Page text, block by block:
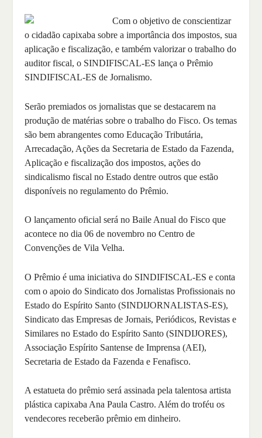
Com o objetivo de conscientizar
o cidadão capixaba sobre a importância dos impostos, sua
aplicação e fiscalização, e também valorizar o trabalho do
auditor fiscal, o SINDIFISCAL-ES lança o Prêmio
SINDIFISCAL-ES de Jornalismo.
Serão premiados os jornalistas que se destacarem na
produção de matérias sobre o trabalho do Fisco. Os temas
são bem abrangentes como Educação Tributária,
Arrecadação, Ações da Secretaria de Estado da Fazenda,
Aplicação e fiscalização dos impostos, ações do
sindicalismo fiscal no Estado dentre outros que estão
disponíveis no regulamento do Prêmio.
O lançamento oficial será no Baile Anual do Fisco que
acontece no dia 06 de novembro no Centro de
Convenções de Vila Velha.
O Prêmio é uma iniciativa do SINDIFISCAL-ES e conta
com o apoio do Sindicato dos Jornalistas Profissionais no
Estado do Espírito Santo (SINDIJORNALISTAS-ES),
Sindicato das Empresas de Jornais, Periódicos, Revistas e
Similares no Estado do Espírito Santo (SINDIJORES),
Associação Espírito Santense de Imprensa (AEI),
Secretaria de Estado da Fazenda e Fenafisco.
A estatueta do prêmio será assinada pela talentosa artista
plástica capixaba Ana Paula Castro. Além do troféu os
vendecores receberão prêmio em dinheiro.